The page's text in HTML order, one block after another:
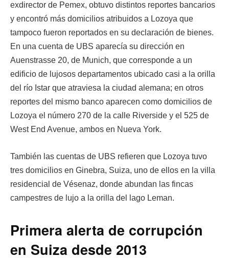
exdirector de Pemex, obtuvo distintos reportes bancarios
y encontró más domicilios atribuidos a Lozoya que
tampoco fueron reportados en su declaración de bienes.
En una cuenta de UBS aparecía su dirección en
Auenstrasse 20, de Munich, que corresponde a un
edificio de lujosos departamentos ubicado casi a la orilla
del río Istar que atraviesa la ciudad alemana; en otros
reportes del mismo banco aparecen como domicilios de
Lozoya el número 270 de la calle Riverside y el 525 de
West End Avenue, ambos en Nueva York.
También las cuentas de UBS refieren que Lozoya tuvo
tres domicilios en Ginebra, Suiza, uno de ellos en la villa
residencial de Vésenaz, donde abundan las fincas
campestres de lujo a la orilla del lago Leman.
Primera alerta de corrupción
en Suiza desde 2013